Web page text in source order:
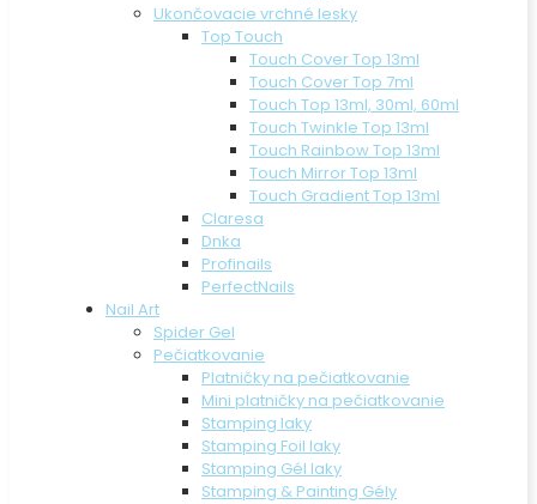
Ukončovacie vrchné lesky
Top Touch
Touch Cover Top 13ml
Touch Cover Top 7ml
Touch Top 13ml, 30ml, 60ml
Touch Twinkle Top 13ml
Touch Rainbow Top 13ml
Touch Mirror Top 13ml
Touch Gradient Top 13ml
Claresa
Dnka
Profinails
PerfectNails
Nail Art
Spider Gel
Pečiatkovanie
Platničky na pečiatkovanie
Mini platničky na pečiatkovanie
Stamping laky
Stamping Foil laky
Stamping Gél laky
Stamping & Painting Gély